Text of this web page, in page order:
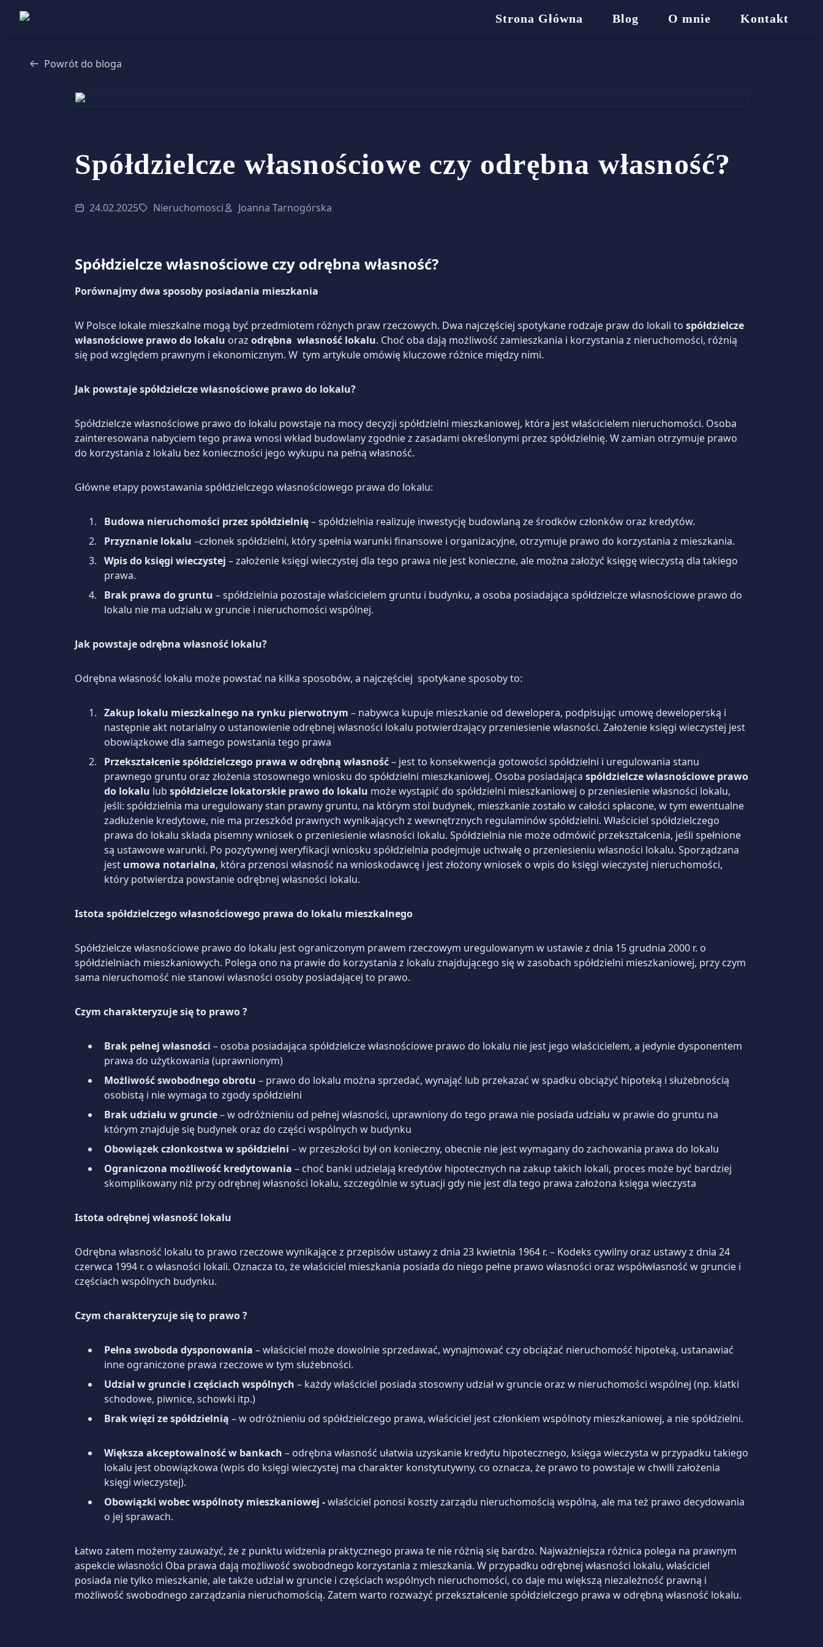
Strona Główna Blog O mnie Kontakt
Powrót do bloga
Spółdzielcze własnościowe czy odrębna własność?
24.02.2025 Nieruchomosci Joanna Tarnogórska
Spółdzielcze własnościowe czy odrębna własność?
Porównajmy dwa sposoby posiadania mieszkania
W Polsce lokale mieszkalne mogą być przedmiotem różnych praw rzeczowych. Dwa najczęściej spotykane rodzaje praw do lokali to spółdzielcze
własnościowe prawo do lokalu oraz odrębna własność lokalu. Choć oba dają możliwość zamieszkania i korzystania z nieruchomości, różnią
się pod względem prawnym i ekonomicznym. W tym artykule omówię kluczowe różnice między nimi.
Jak powstaje spółdzielcze własnościowe prawo do lokalu?
Spółdzielcze własnościowe prawo do lokalu powstaje na mocy decyzji spółdzielni mieszkaniowej, która jest właścicielem nieruchomości. Osoba
zainteresowana nabyciem tego prawa wnosi wkład budowlany zgodnie z zasadami określonymi przez spółdzielnię. W zamian otrzymuje prawo
do korzystania z lokalu bez konieczności jego wykupu na pełną własność.
Główne etapy powstawania spółdzielczego własnościowego prawa do lokalu:
Budowa nieruchomości przez spółdzielnię– spółdzielnia realizuje inwestycję budowlaną ze środków członków oraz kredytów.
Przyznanie lokalu –członek spółdzielni, który spełnia warunki finansowe i organizacyjne, otrzymuje prawo do korzystania z mieszkania.
Wpis do księgi wieczystej – założenie księgi wieczystej dla tego prawa nie jest konieczne, ale można założyć księgę wieczystą dla takiego
prawa.
Brak prawa do gruntu – spółdzielnia pozostaje właścicielem gruntu i budynku, a osoba posiadająca spółdzielcze własnościowe prawo do
lokalu nie ma udziału w gruncie i nieruchomości wspólnej.
Jak powstaje odrębna własność lokalu?
Odrębna własność lokalu może powstać na kilka sposobów, a najczęściej spotykane sposoby to:
Zakup lokalu mieszkalnego na rynku pierwotnym – nabywca kupuje mieszkanie od dewelopera, podpisując umowę deweloperską i
następnie akt notarialny o ustanowienie odrębnej własności lokalu potwierdzający przeniesienie własności. Założenie księgi wieczystej jest
obowiązkowe dla samego powstania tego prawa
Przekształcenie spółdzielczego prawa w odrębną własność– jest to konsekwencja gotowości spółdzielni i uregulowania stanu
prawnego gruntu oraz złożenia stosownego wniosku do spółdzielni mieszkaniowej. Osoba posiadająca spółdzielcze własnościowe prawo
do lokalu lub spółdzielcze lokatorskie prawo do lokalu może wystąpić do spółdzielni mieszkaniowej o przeniesienie własności lokalu,
jeśli: spółdzielnia ma uregulowany stan prawny gruntu, na którym stoi budynek, mieszkanie zostało w całości spłacone, w tym ewentualne
zadłużenie kredytowe, nie ma przeszkód prawnych wynikających z wewnętrznych regulaminów spółdzielni. Właściciel spółdzielczego
prawa do lokalu składa pisemny wniosek o przeniesienie własności lokalu. Spółdzielnia nie może odmówić przekształcenia, jeśli spełnione
są ustawowe warunki. Po pozytywnej weryfikacji wniosku spółdzielnia podejmuje uchwałę o przeniesieniu własności lokalu. Sporządzana
jest umowa notarialna, która przenosi własność na wnioskodawcę i jest złożony wniosek o wpis do księgi wieczystej nieruchomości,
który potwierdza powstanie odrębnej własności lokalu.
Istota spółdzielczego własnościowego prawa do lokalu mieszkalnego
Spółdzielcze własnościowe prawo do lokalu jest ograniczonym prawem rzeczowym uregulowanym w ustawie z dnia 15 grudnia 2000 r. o
spółdzielniach mieszkaniowych. Polega ono na prawie do korzystania z lokalu znajdującego się w zasobach spółdzielni mieszkaniowej, przy czym
sama nieruchomość nie stanowi własności osoby posiadającej to prawo.
Czym charakteryzuje się to prawo ?
Brak pełnej własności – osoba posiadająca spółdzielcze własnościowe prawo do lokalu nie jest jego właścicielem, a jedynie dysponentem
prawa do użytkowania (uprawnionym)
Możliwość swobodnego obrotu – prawo do lokalu można sprzedać, wynająć lub przekazać w spadku obciążyć hipoteką i służebnością
osobistą i nie wymaga to zgody spółdzielni
Brak udziału w gruncie– w odróżnieniu od pełnej własności, uprawniony do tego prawa nie posiada udziału w prawie do gruntu na
którym znajduje się budynek oraz do części wspólnych w budynku
Obowiązek członkostwa w spółdzielni – w przeszłości był on konieczny, obecnie nie jest wymagany do zachowania prawa do lokalu
Ograniczona możliwość kredytowania – choć banki udzielają kredytów hipotecznych na zakup takich lokali, proces może być bardziej
skomplikowany niż przy odrębnej własności lokalu, szczególnie w sytuacji gdy nie jest dla tego prawa założona księga wieczysta
Istota odrębnej własność lokalu
Odrębna własność lokalu to prawo rzeczowe wynikające z przepisów ustawy z dnia 23 kwietnia 1964 r. – Kodeks cywilny oraz ustawy z dnia 24
czerwca 1994 r. o własności lokali. Oznacza to, że właściciel mieszkania posiada do niego pełne prawo własności oraz współwłasność w gruncie i
częściach wspólnych budynku.
Czym charakteryzuje się to prawo ?
Pełna swoboda dysponowania – właściciel może dowolnie sprzedawać, wynajmować czy obciążać nieruchomość hipoteką, ustanawiać
inne ograniczone prawa rzeczowe w tym służebności.
Udział w gruncie i częściach wspólnych – każdy właściciel posiada stosowny udział w gruncie oraz w nieruchomości wspólnej (np. klatki
schodowe, piwnice, schowki itp.)
Brak więzi ze spółdzielnią – w odróżnieniu od spółdzielczego prawa, właściciel jest członkiem wspólnoty mieszkaniowej, a nie spółdzielni.
Większa akceptowalność w bankach – odrębna własność ułatwia uzyskanie kredytu hipotecznego, księga wieczysta w przypadku takiego
lokalu jest obowiązkowa (wpis do księgi wieczystej ma charakter konstytutywny, co oznacza, że prawo to powstaje w chwili założenia
księgi wieczystej).
Obowiązki wobec wspólnoty mieszkaniowej -właściciel ponosi koszty zarządu nieruchomością wspólną, ale ma też prawo decydowania
o jej sprawach.
Łatwo zatem możemy zauważyć, że z punktu widzenia praktycznego prawa te nie różnią się bardzo. Najważniejsza różnica polega na prawnym
aspekcie własności Oba prawa dają możliwość swobodnego korzystania z mieszkania. W przypadku odrębnej własności lokalu, właściciel
posiada nie tylko mieszkanie, ale także udział w gruncie i częściach wspólnych nieruchomości, co daje mu większą niezależność prawną i
możliwość swobodnego zarządzania nieruchomością. Zatem warto rozważyć przekształcenie spółdzielczego prawa w odrębną własność lokalu.